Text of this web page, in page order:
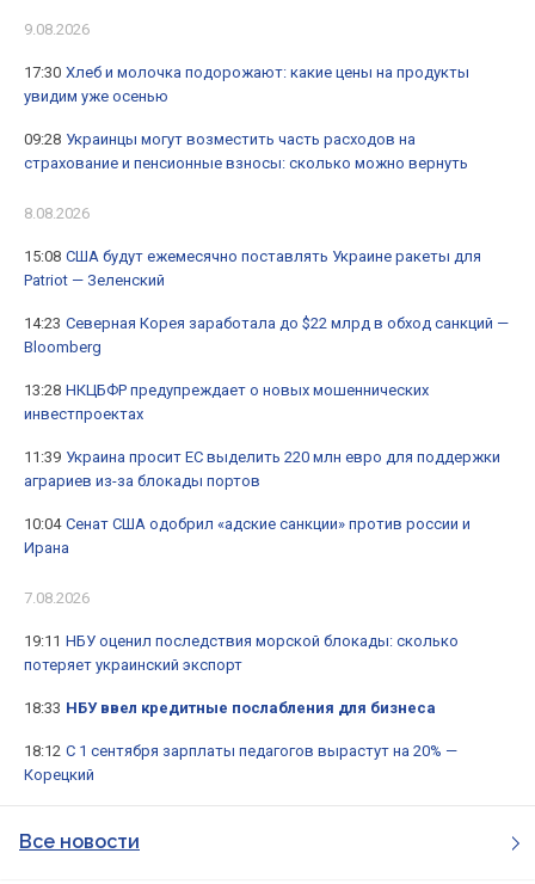
9.08.2026
17:30 Хлеб и молочка подорожают: какие цены на продукты
увидим уже осенью
09:28 Украинцы могут возместить часть расходов на
страхование и пенсионные взносы: сколько можно вернуть
8.08.2026
15:08 США будут ежемесячно поставлять Украине ракеты для
Patriot — Зеленский
14:23 Северная Корея заработала до $22 млрд в обход санкций —
Bloomberg
13:28 НКЦБФР предупреждает о новых мошеннических
инвестпроектах
11:39 Украина просит ЕС выделить 220 млн евро для поддержки
аграриев из-за блокады портов
10:04 Сенат США одобрил «адские санкции» против россии и
Ирана
7.08.2026
19:11 НБУ оценил последствия морской блокады: сколько
потеряет украинский экспорт
18:33 НБУ ввел кредитные послабления для бизнеса
18:12 С 1 сентября зарплаты педагогов вырастут на 20% —
Корецкий
Все новости